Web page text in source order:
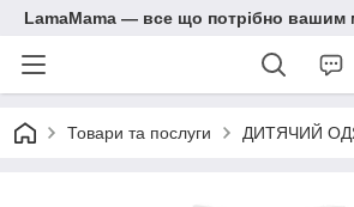
LamaMama — все що потрібно вашим
Товари та послуги ДИТЯЧИЙ